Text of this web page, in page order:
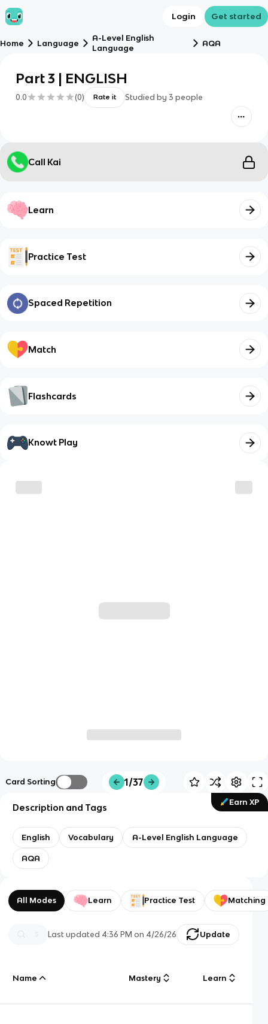
Login Get started
Home Language
A-Level English
Language
AQA
Part 3 | ENGLISH
0.0 (0) Rate it Studied by 3 people
Call Kai
Learn
Practice Test
Spaced Repetition
Match
Flashcards
Knowt Play
Card Sorting 1/37
Earn XP
Description and Tags
English Vocabulary A-Level English Language
AQA
All Modes Learn Practice Test Matching
Last updated 4:36 PM on 4/26/26 Update
Name Mastery Learn